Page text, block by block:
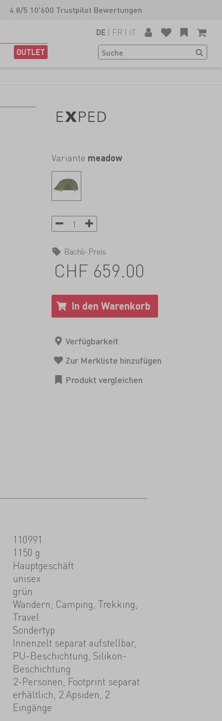
4.8/5 10'600 Trustpilot Bewertungen
OUTLET
DE | FR | IT
Variante meadow
Bächli-Preis
CHF 659.00
110991
1150 g
Hauptgeschäft
unisex
grün
Wandern, Camping, Trekking,
Travel
Sondertyp
Innenzelt separat aufstellbar,
PU-Beschichtung, Silikon-
Beschichtung
2-Personen, Footprint separat
erhältlich, 2 Apsiden, 2
Eingänge